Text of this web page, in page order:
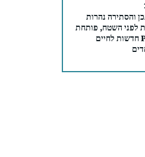
והסתירה נהרות
לפני השטח, פותחת
Possibilities חדשות לחיים